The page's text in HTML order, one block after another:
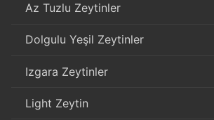
Az Tuzlu Zeytinler
Dolgulu Yeşil Zeytinler
Izgara Zeytinler
Light Zeytin